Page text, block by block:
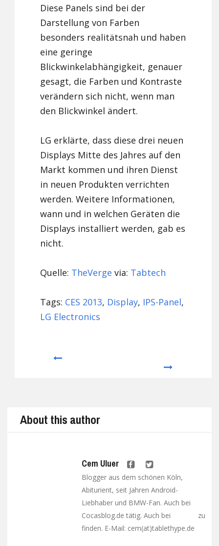
Diese Panels sind bei der
Darstellung von Farben
besonders realitätsnah und haben
eine geringe
Blickwinkelabhängigkeit, genauer
gesagt, die Farben und Kontraste
verändern sich nicht, wenn man
den Blickwinkel ändert.
LG erklärte, dass diese drei neuen
Displays Mitte des Jahres auf den
Markt kommen und ihren Dienst
in neuen Produkten verrichten
werden. Weitere Informationen,
wann und in welchen Geräten die
Displays installiert werden, gab es
nicht.
Quelle: TheVerge via: Tabtech
Tags: CES 2013, Display, IPS-Panel,
LG Electronics
About this author
Cem Uluer
Blogger aus dem schönen Köln,
Abiturient, seit Jahren Android-
Liebhaber und BMW-Fan. Auch bei
Cocasblog.de tätig. Auch bei
zu
finden. E-Mail: cem(at)tablethype.de